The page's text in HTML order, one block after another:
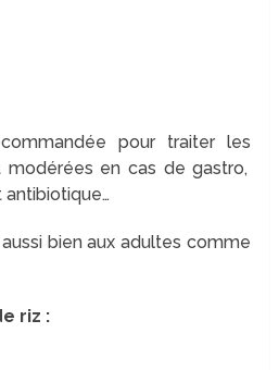
pour traiter les
modérées en cas de gastro,
bien aux adultes comme
riz :